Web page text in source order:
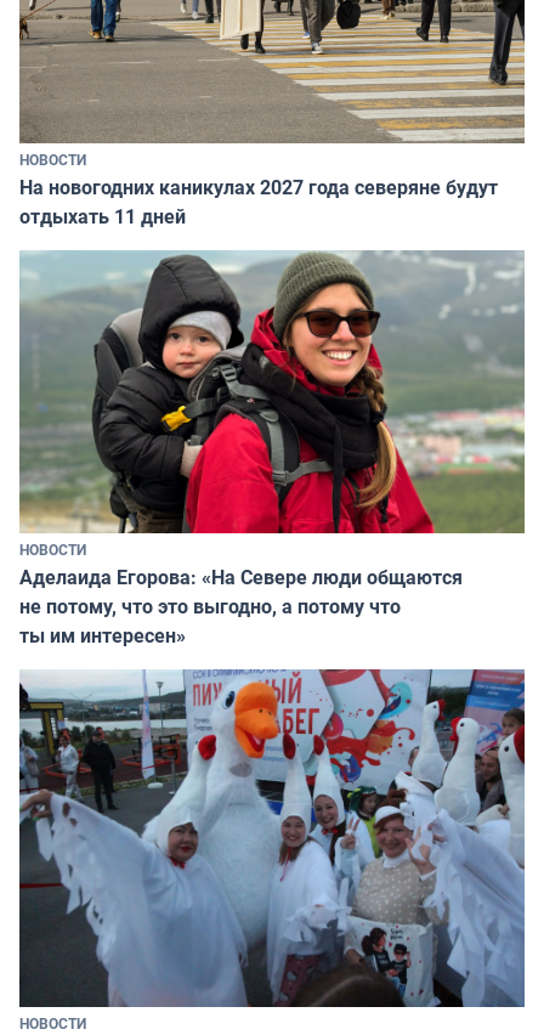
НОВОСТИ
На новогодних каникулах 2027 года северяне будут
отдыхать 11 дней
НОВОСТИ
Аделаида Егорова: «На Севере люди общаются
не потому, что это выгодно, а потому что
ты им интересен»
НОВОСТИ